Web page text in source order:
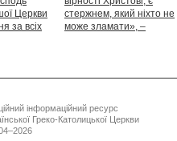
Церкви
за всіх
стержнем, який ніхто не
може зламати», –
інформаційний ресурс
Греко-Католицької Церкви